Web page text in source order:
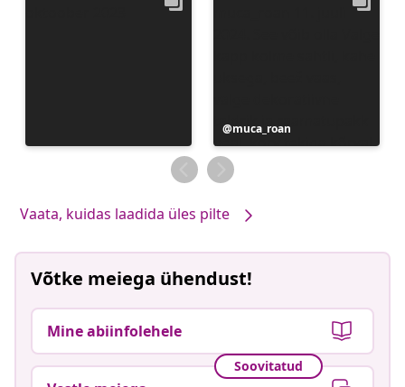
Postitus
avaldatud
muca_roan
Vaata, kuidas laadida üles pilte
Võtke meiega ühendust!
Mine abiinfolehele
Soovitatud